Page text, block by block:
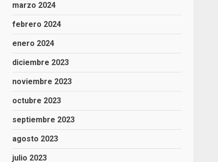
marzo 2024
febrero 2024
enero 2024
diciembre 2023
noviembre 2023
octubre 2023
septiembre 2023
agosto 2023
julio 2023